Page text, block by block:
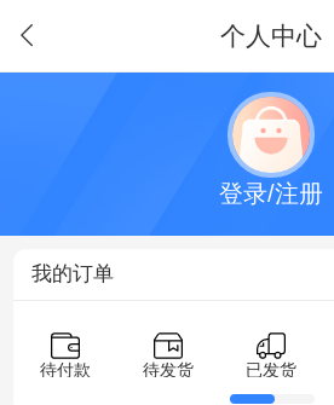
个人中心
登录/注册
我的订单
待付款 待发货 已发货